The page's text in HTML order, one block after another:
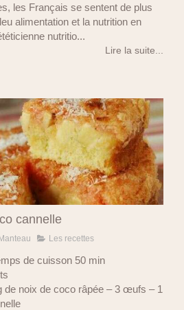
les Français se sentent de plus
alimentation et la nutrition en
nutritio...
Lire la suite...
cannelle
Les recettes
de cuisson 50 min
de noix de coco râpée – 3 œufs – 1